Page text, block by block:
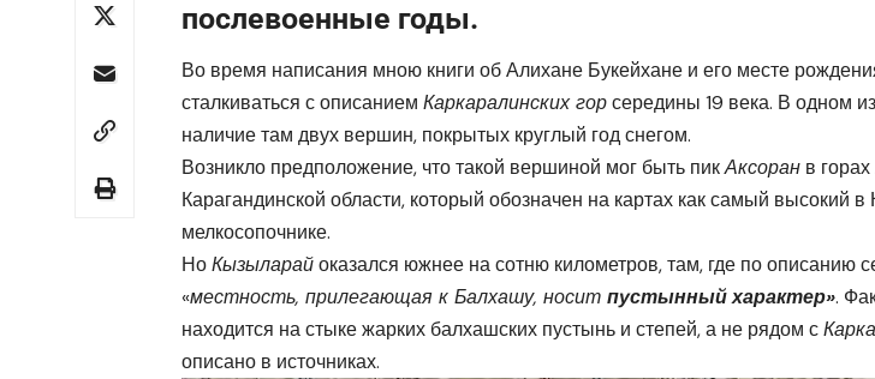
послевоенные годы.
Во время написания мною книги об Алихане Букейхане и его месте
сталкиваться с описанием Каркаралинских горсередины 19 века. В одном
наличие там двух вершин, покрытых круглый год снегом.
Возникло предположение, что такой вершиной мог быть пикАксоран в горах
Карагандинской области, который обозначен на картах как самый высокий в
мелкосопочнике.
НоКызыларайоказался южнее на сотню километров, там, где по описанию
«местность, прилегающая к Балхашу, носит пустынный характер».
находится на стыке жарких балхашских пустынь и степей, а не рядом с
описано в источниках.